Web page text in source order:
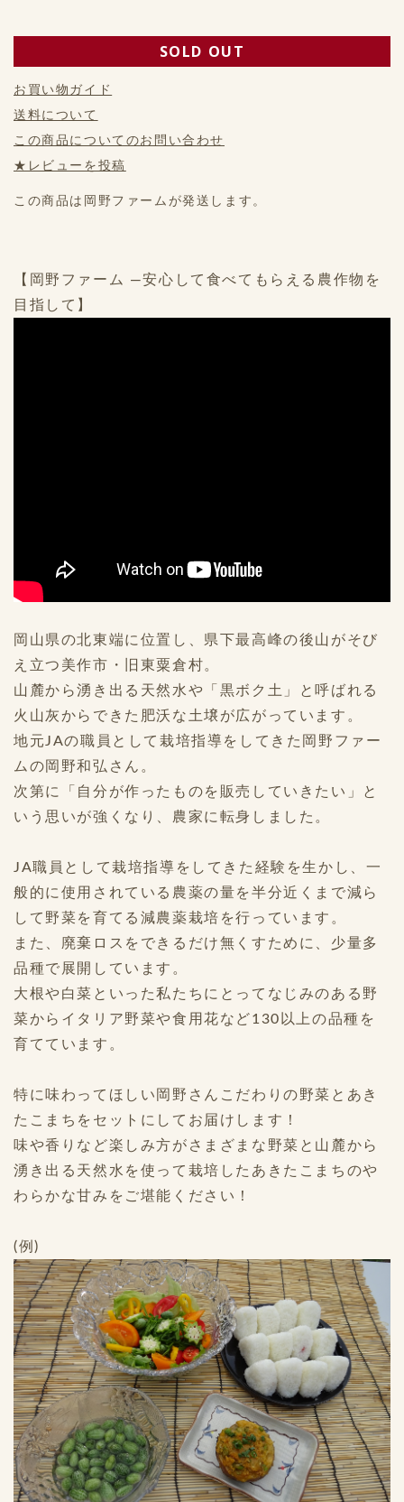
SOLD OUT
お買い物ガイド
送料について
この商品についてのお問い合わせ
★レビューを投稿
この商品は岡野ファームが発送します。
【岡野ファーム ―安心して食べてもらえる農作物を
目指して】
岡山県の北東端に位置し、県下最高峰の後山がそび
え立つ美作市・旧東粟倉村。
山麓から湧き出る天然水や「黒ボク土」と呼ばれる
火山灰からできた肥沃な土壌が広がっています。
地元JAの職員として栽培指導をしてきた岡野ファー
ムの岡野和弘さん。
次第に「自分が作ったものを販売していきたい」と
いう思いが強くなり、農家に転身しました。
JA職員として栽培指導をしてきた経験を生かし、一
般的に使用されている農薬の量を半分近くまで減ら
して野菜を育てる減農薬栽培を行っています。
また、廃棄ロスをできるだけ無くすために、少量多
品種で展開しています。
大根や白菜といった私たちにとってなじみのある野
菜からイタリア野菜や食用花など130以上の品種を
育てています。
特に味わってほしい岡野さんこだわりの野菜とあき
たこまちをセットにしてお届けします！
味や香りなど楽しみ方がさまざまな野菜と山麓から
湧き出る天然水を使って栽培したあきたこまちのや
わらかな甘みをご堪能ください！
(例)